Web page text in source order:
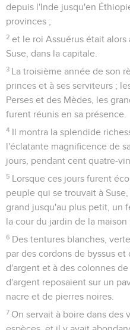
depuis l'Inde jusqu'en
provinces ;
2 et le roi Assuérus était alors
Suse, dans la capitale.
3 La troisième année de son
princes et à ses serviteurs ;
Perses et des Mèdes, les
furent réunis en sa présence.
4 Il montra la splendide
l'éclatante magnificence de
jours, pendant cent quatre-
5 Lorsque ces jours furent
peuple qui se trouvait à
grand jusqu'au plus petit, un
la cour du jardin de la maison
6 Des tentures blanches,
par des cordons de byssus
d'argent et à des colonnes
d'argent reposaient sur un
nacre et de pierres noires.
7 On servait à boire dans des